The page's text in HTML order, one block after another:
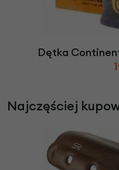
Dętka
Najczęściej